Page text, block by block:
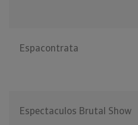
Espacontrata
Espectaculos Brutal Show